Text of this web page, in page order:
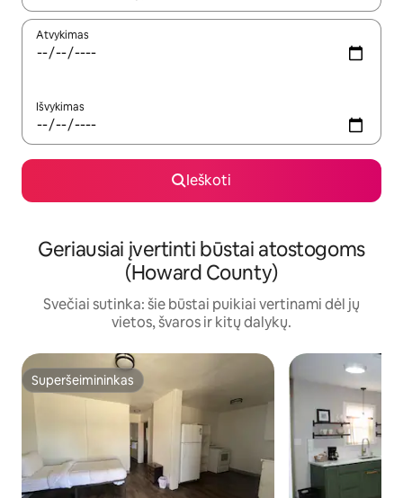
Atvykimas
Išvykimas
Ieškoti
Geriausiai įvertinti būstai atostogoms
(Howard County)
Svečiai sutinka: šie būstai puikiai vertinami dėl jų
vietos, švaros ir kitų dalykų.
Superšeimininkas
Superšeimininkas